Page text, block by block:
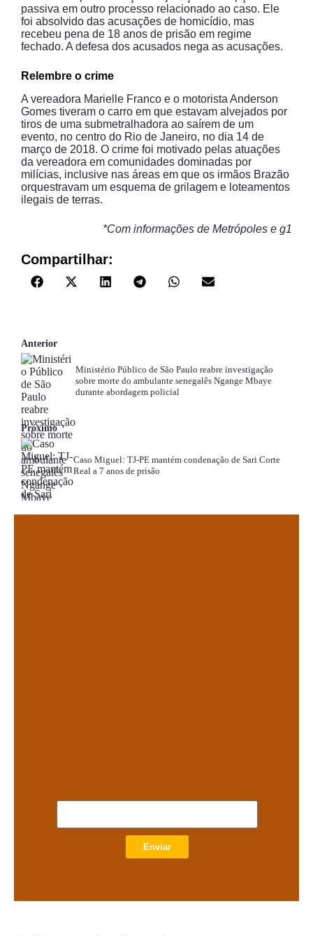
passiva em outro processo relacionado ao caso. Ele
foi absolvido das acusações de homicídio, mas
recebeu pena de 18 anos de prisão em regime
fechado. A defesa dos acusados nega as acusações.
Relembre o crime
A vereadora Marielle Franco e o motorista Anderson
Gomes tiveram o carro em que estavam alvejados por
tiros de uma submetralhadora ao saírem de um
evento, no centro do Rio de Janeiro, no dia 14 de
março de 2018. O crime foi motivado pelas atuações
da vereadora em comunidades dominadas por
milícias, inclusive nas áreas em que os irmãos Brazão
orquestravam um esquema de grilagem e loteamentos
ilegais de terras.
*Com informações de Metrópoles e g1
Compartilhar:
Anterior
Ministério Público de São Paulo reabre investigação
sobre morte do ambulante senegalês Ngange Mbaye
durante abordagem policial
Próximo
Caso Miguel: TJ-PE mantém condenação de Sari Corte
Real a 7 anos de prisão
Enviar